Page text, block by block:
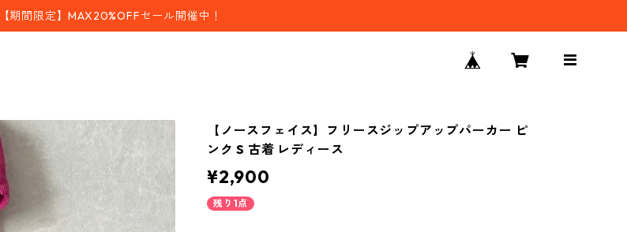
【期間限定】MAX20%OFFセール開催中！
【ノースフェイス】フリースジップアップパーカー ピ
ンク S 古着 レディース
¥2,900
残り1点